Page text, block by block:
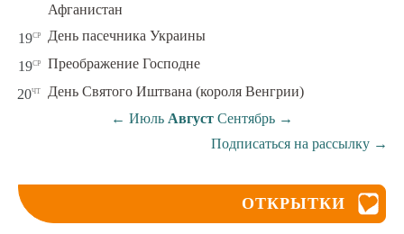
Афганистан
19ср День пасечника Украины
19ср Преображение Господне
20чт
День Святого Иштвана (короля Венгрии)
← Июль Август Сентябрь →
Подписаться на рассылку →
ОТКРЫТКИ